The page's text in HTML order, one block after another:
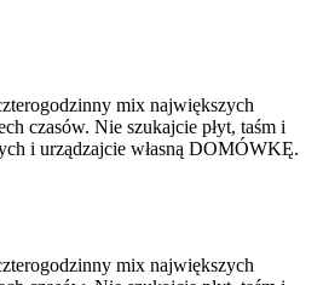
mix największych
czasów. Nie szukajcie płyt, taśm i
i urządzajcie własną DOMÓWKĘ.
mix największych